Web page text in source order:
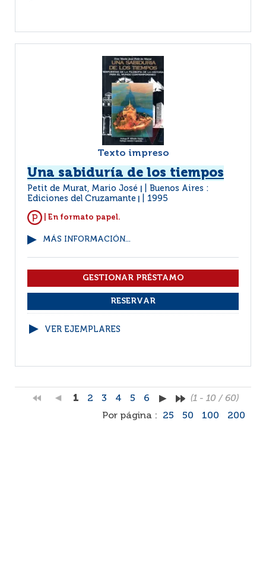
Texto impreso
Una sabiduría de los tiempos
Petit de Murat, Mario José
Buenos Aires :
Ediciones del Cruzamante
1995
| En formato papel.
MÁS INFORMACIÓN...
VER EJEMPLARES
1 2 3 4 5 6
(1 - 10 / 60)
Por página :
25 50 100 200